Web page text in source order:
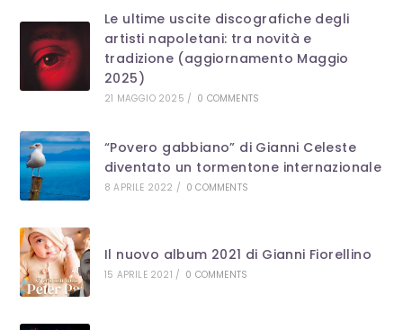
Le ultime uscite discografiche degli
artisti napoletani: tra novità e
tradizione (aggiornamento Maggio
2025)
21 MAGGIO 2025 / 0 COMMENTS
“Povero gabbiano” di Gianni Celeste
diventato un tormentone internazionale
8 APRILE 2022 / 0 COMMENTS
Il nuovo album 2021 di Gianni Fiorellino
15 APRILE 2021 / 0 COMMENTS